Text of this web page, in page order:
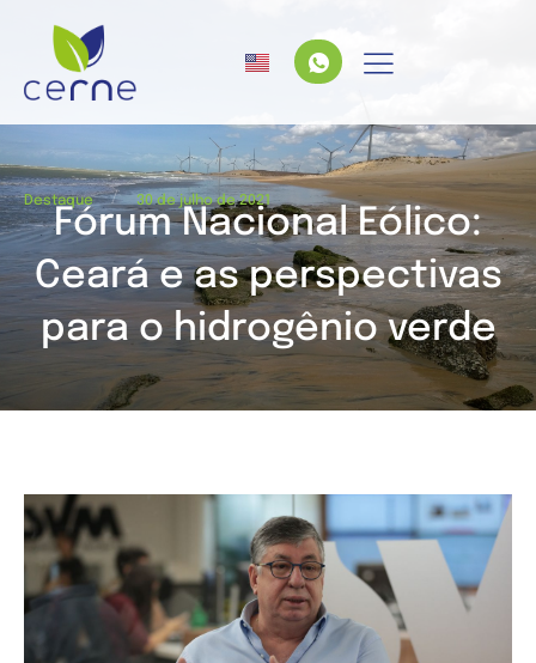
Destaque / 30 de julho de 2021
Fórum Nacional Eólico:
Ceará e as perspectivas
para o hidrogênio verde